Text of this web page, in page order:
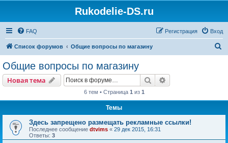
Rukodelie-DS.ru
FAQ Вход
Регистрация
Список форумов Общие вопросы по магазину
Общие вопросы по магазину
Новая тема Поиск
6 тем • Страница 1 из 1
Темы
Здесь запрещено размещать рекламные ссылки!
Последнее сообщение dtvims « 29 дек 2015, 16:31
Ответы: 3